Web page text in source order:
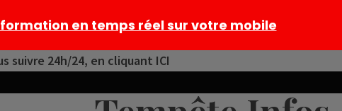
suivre 24h/24, en cliquant ICI
en temps réel sur votre mobile